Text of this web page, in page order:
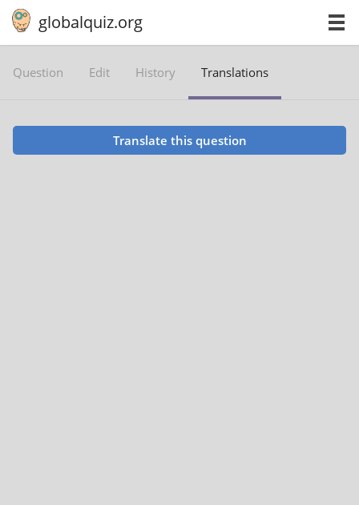
globalquiz.org
Question Edit History Translations
Translate this question